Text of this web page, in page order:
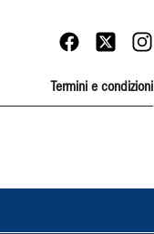
Termini e condizioni